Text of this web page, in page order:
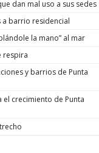
ellos". La
del grupo.
y han
recordó
la
orca
1.600
dan mal uso a sus sedes
a barrio residencial
la mano” al mar
respira
y barrios de Punta
crecimiento de Punta